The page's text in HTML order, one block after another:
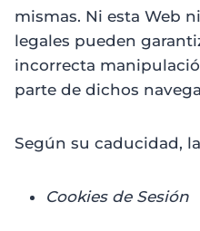
mismas. Ni esta Web
legales pueden
incorrecta
parte de dichos
Según su caducidad,
Cookies de Sesión